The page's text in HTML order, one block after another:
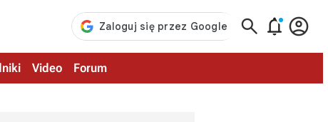
  
Video Forum